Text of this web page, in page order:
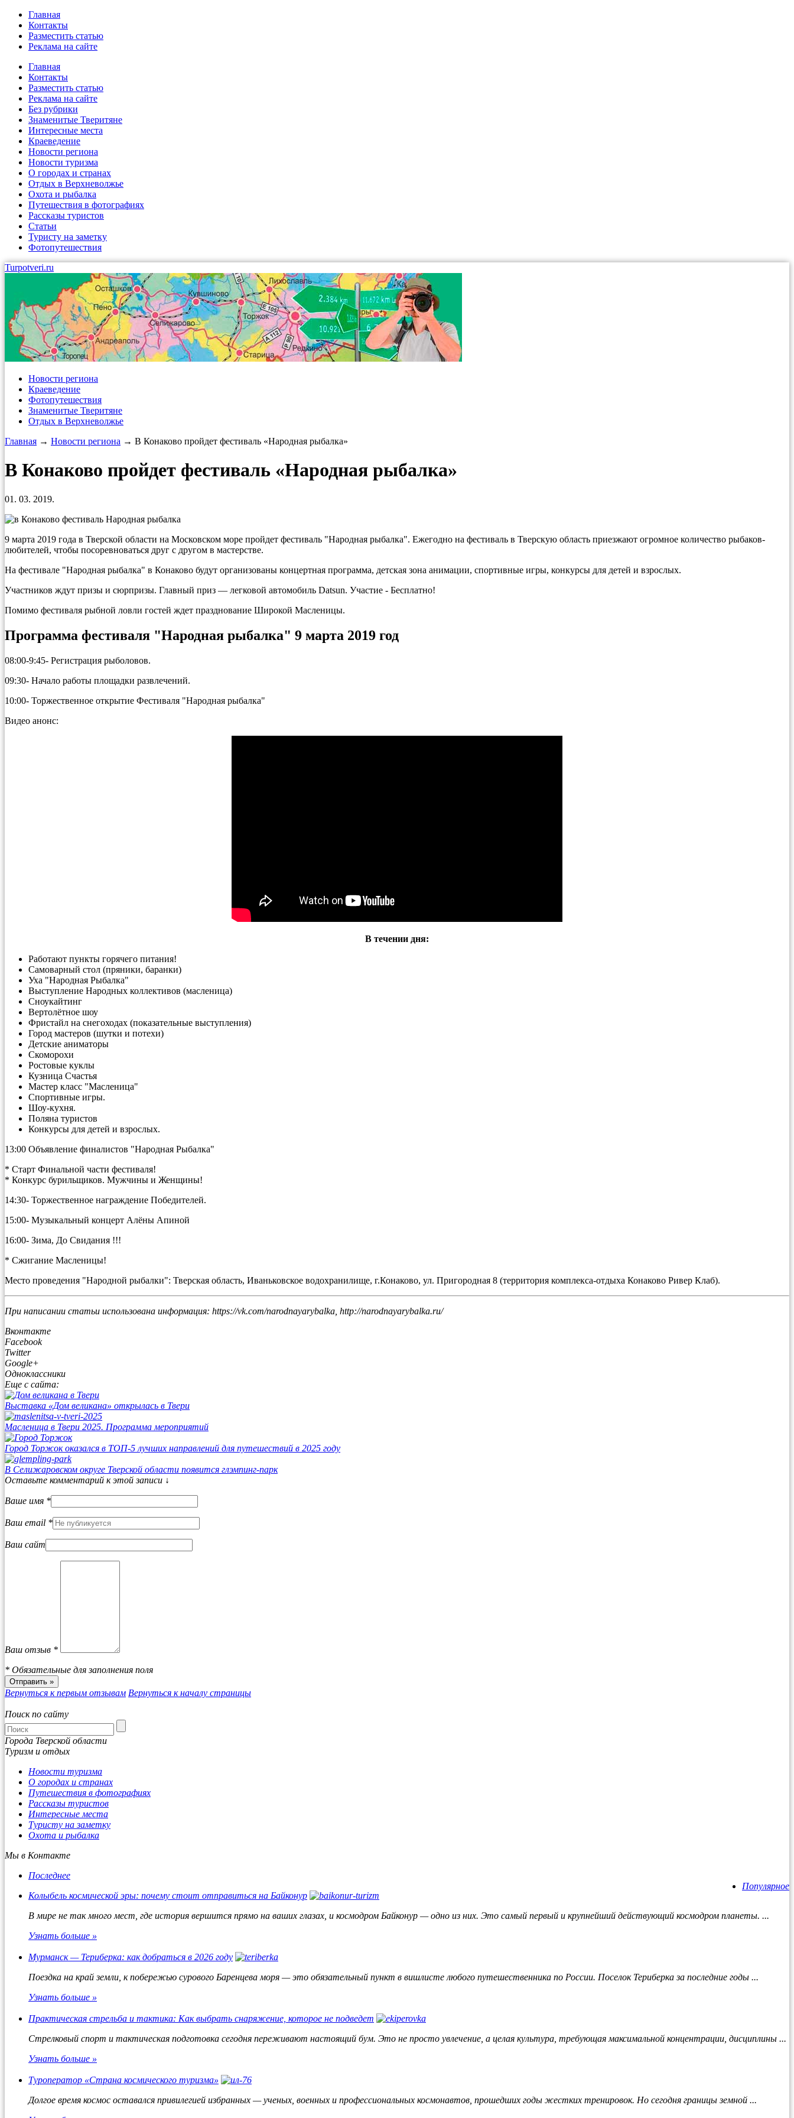
Главная
Контакты
Разместить статью
Реклама на сайте
Главная
Контакты
Разместить статью
Реклама на сайте
Без рубрики
Знаменитые Тверитяне
Интересные места
Краеведение
Новости региона
Новости туризма
О городах и странах
Отдых в Верхневолжье
Охота и рыбалка
Путешествия в фотографиях
Рассказы туристов
Статьи
Туристу на заметку
Фотопутешествия
Turpotveri.ru
Новости региона
Краеведение
Фотопутешествия
Знаменитые Тверитяне
Отдых в Верхневолжье
Главная → Новости региона → В Конаково пройдет фестиваль «Народная рыбалка»
В Конаково пройдет фестиваль «Народная рыбалка»
01. 03. 2019.
9 марта 2019 года в Тверской области на Московском море пройдет фестиваль "Народная рыбалка". Ежегодно на фестиваль в Тверскую область приезжают огромное количество рыбаков-
любителей, чтобы посоревноваться друг с другом в мастерстве.
На фестивале "Народная рыбалка" в Конаково будут организованы концертная программа, детская зона анимации, спортивные игры, конкурсы для детей и взрослых.
Участников ждут призы и сюрпризы. Главный приз — легковой автомобиль Datsun. Участие - Бесплатно!
Помимо фестиваля рыбной ловли гостей ждет празднование Широкой Масленицы.
Программа фестиваля "Народная рыбалка" 9 марта 2019 год
08:00-9:45- Регистрация рыболовов.
09:30- Начало работы площадки развлечений.
10:00- Торжественное открытие Фестиваля "Народная рыбалка"
Видео анонс:
В течении дня:
Работают пункты горячего питания!
Самоварный стол (пряники, баранки)
Уха "Народная Рыбалка"
Выступление Народных коллективов (масленица)
Сноукайтинг
Вертолётное шоу
Фристайл на снегоходах (показательные выступления)
Город мастеров (шутки и потехи)
Детские аниматоры
Скоморохи
Ростовые куклы
Кузница Счастья
Мастер класс "Масленица"
Спортивные игры.
Шоу-кухня.
Поляна туристов
Конкурсы для детей и взрослых.
13:00 Объявление финалистов "Народная Рыбалка"
* Старт Финальной части фестиваля!
* Конкурс бурильщиков. Мужчины и Женщины!
14:30- Торжественное награждение Победителей.
15:00- Музыкальный концерт Алёны Апиной
16:00- Зима, До Свидания !!!
* Сжигание Масленицы!
Место проведения "Народной рыбалки": Тверская область, Иваньковское водохранилище, г.Конаково, ул. Пригородная 8 (территория комплекса-отдыха Конаково Ривер Клаб).
При написании статьи использована информация: https://vk.com/narodnayarybalka, http://narodnayarybalka.ru/
Вконтакте
Facebook
Twitter
Google+
Одноклассники
Еще с сайта:
Выставка «Дом великана» открылась в Твери
Масленица в Твери 2025. Программа мероприятий
Город Торжок оказался в ТОП-5 лучших направлений для путешествий в 2025 году
В Селижаровском округе Тверской области появится глэмпинг-парк
Оставьте комментарий к этой записи ↓
Ваше имя *
Ваш email *
Ваш сайт
Ваш отзыв *
* Обязательные для заполнения поля
Вернуться к первым отзывам Вернуться к началу страницы
Поиск по сайту
Города Тверской области
Туризм и отдых
Новости туризма
О городах и странах
Путешествия в фотографиях
Рассказы туристов
Интересные места
Туристу на заметку
Охота и рыбалка
Мы в Контакте
Последнее
Популярное
Колыбель космической эры: почему стоит отправиться на Байконур
В мире не так много мест, где история вершится прямо на ваших глазах, и космодром Байконур — одно из них. Это самый первый и крупнейший действующий космодром планеты. ...
Узнать больше »
Мурманск — Териберка: как добраться в 2026 году
Поездка на край земли, к побережью сурового Баренцева моря — это обязательный пункт в вишлисте любого путешественника по России. Поселок Териберка за последние годы ...
Узнать больше »
Практическая стрельба и тактика: Как выбрать снаряжение, которое не подведет
Стрелковый спорт и тактическая подготовка сегодня переживают настоящий бум. Это не просто увлечение, а целая культура, требующая максимальной концентрации, дисциплины ...
Узнать больше »
Туроператор «Страна космического туризма»
Долгое время космос оставался привилегией избранных — ученых, военных и профессиональных космонавтов, прошедших годы жестких тренировок. Но сегодня границы земной ...